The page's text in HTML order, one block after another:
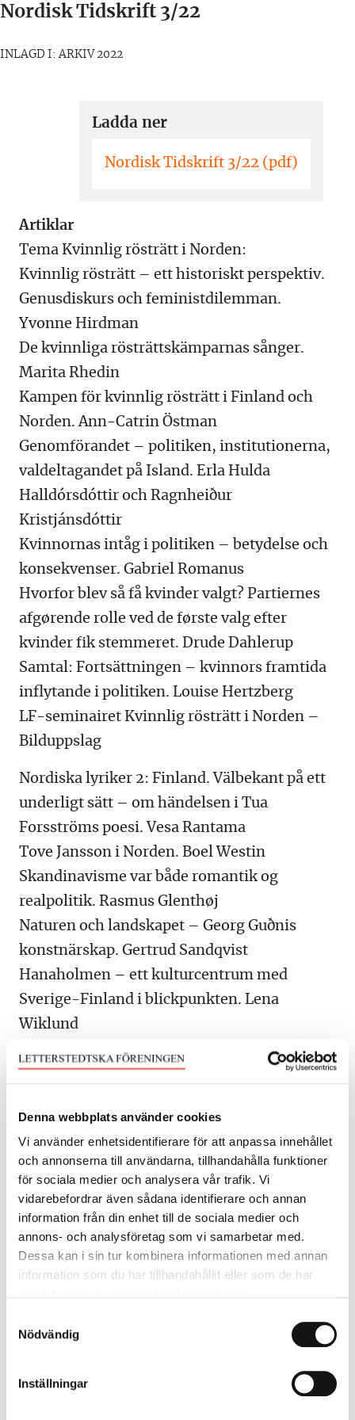
Denna webbplats använder cookies
Vi använder enhetsidentifierare för att anpassa innehållet
och annonserna till användarna, tillhandahålla funktioner
för sociala medier och analysera vår trafik. Vi
vidarebefordrar även sådana identifierare och annan
information från din enhet till de sociala medier och
annons- och analysföretag som vi samarbetar med.
Dessa kan i sin tur kombinera informationen med annan
information som du har tillhandahållit eller som de har
Nödvändig
Inställningar
Nordisk Tidskrift 3/22
INLAGD I: ARKIV 2022
Ladda ner
Nordisk Tidskrift 3/22 (pdf)
Artiklar
Tema Kvinnlig rösträtt i Norden:
Kvinnlig rösträtt – ett historiskt perspektiv.
Genusdiskurs och feministdilemman.
Yvonne Hirdman
De kvinnliga rösträttskämparnas sånger.
Marita Rhedin
Kampen för kvinnlig rösträtt i Finland och
Norden. Ann-Catrin Östman
Genomförandet – politiken, institutionerna,
valdeltagandet på Island. Erla Hulda
Halldórsdóttir och Ragnheiður
Kristjánsdóttir
Kvinnornas intåg i politiken – betydelse och
konsekvenser. Gabriel Romanus
Hvorfor blev så få kvinder valgt? Partiernes
afgørende rolle ved de første valg efter
kvinder fik stemmeret. Drude Dahlerup
Samtal: Fortsättningen – kvinnors framtida
inflytande i politiken. Louise Hertzberg
LF-seminairet Kvinnlig rösträtt i Norden –
Bilduppslag
Nordiska lyriker 2: Finland. Välbekant på ett
underligt sätt – om händelsen i Tua
Forsströms poesi. Vesa Rantama
Tove Jansson i Norden. Boel Westin
Skandinavisme var både romantik og
realpolitik. Rasmus Glenthøj
Naturen och landskapet – Georg Guðnis
konstnärskap. Gertrud Sandqvist
Hanaholmen – ett kulturcentrum med
Sverige-Finland i blickpunkten. Lena
Wiklund
NT-Intervju
At have alle ti fingre nede i jorden og sanse
verden. Samtale med Pia Tafdrup. Lisbeth
Bonde
För egen räkning
Hanaholmen-initiativet – ett svensk-finskt
samarbete för krisberedskap. Jan-Erik
Ljunggren
I Claes Anderssons värld. Martin Högstrand